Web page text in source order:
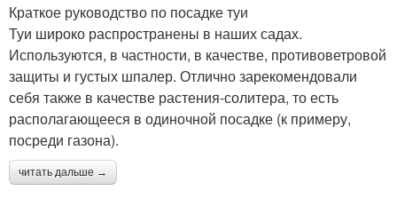
Краткое руководство по посадке туи
Туи широко распространены в наших садах.
Используются, в частности, в качестве, противоветровой
защиты и густых шпалер. Отлично зарекомендовали
себя также в качестве растения-солитера, то есть
располагающееся в одиночной посадке (к примеру,
посреди газона).
читать дальше →